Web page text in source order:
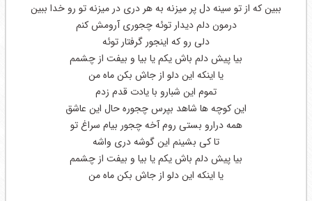
ببین که از تو سینه دل پر میزنه به هر دری در میزنه تو رو خدا ببین
درمون دلم دیدار توئه چجوری آرومش کنم
دلی رو که اینجور گرفتار توئه
بیا پیش دلم باش یکم یا بیا و بیفت از چشمم
یا اینکه این دلو از جاش بکن ماه من
تموم این شبارو با یادت قدم زدم
این کوچه ها شاهد بپرس چجوره حال این عاشق
همه درارو بستی روم آخه چجور بیام سراغ تو
تا کی بشینم این گوشه دری واشه
بیا پیش دلم باش یکم یا بیا و بیفت از چشمم
یا اینکه این دلو از جاش بکن ماه من